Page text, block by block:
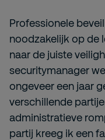
Professionele
noodzakelijk op de
naar de juiste
securitymanager
ongeveer een jaar
verschillende
administratieve
partij kreeg ik een